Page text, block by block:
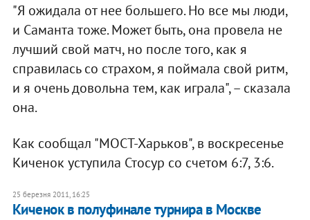
"Я ожидала от нее большего. Но все мы люди,
и Саманта тоже. Может быть, она провела не
лучший свой матч, но после того, как я
справилась со страхом, я поймала свой ритм,
и я очень довольна тем, как играла", – сказала
она.
Как сообщал "МОСТ-Харьков", в воскресенье
Киченок уступила Стосур со счетом 6:7, 3:6.
25 березня 2011, 16:25
Киченок в полуфинале турнира в Москве